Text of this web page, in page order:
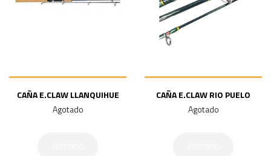
CAÑA E.CLAW LLANQUIHUE
Agotado
CAÑA E.CLAW RIO PUELO
Agotado